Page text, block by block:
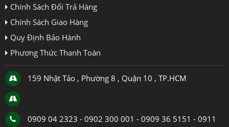
Chính Sách Đổi Trả Hàng
Chính Sách Giao Hàng
Quy Định Bảo Hành
Phương Thức Thanh Toán
159 Nhật Tảo , Phường 8 , Quận 10 , TP.HCM
0909 04 2323 - 0902 300 001 - 0909 36 5151 - 0911